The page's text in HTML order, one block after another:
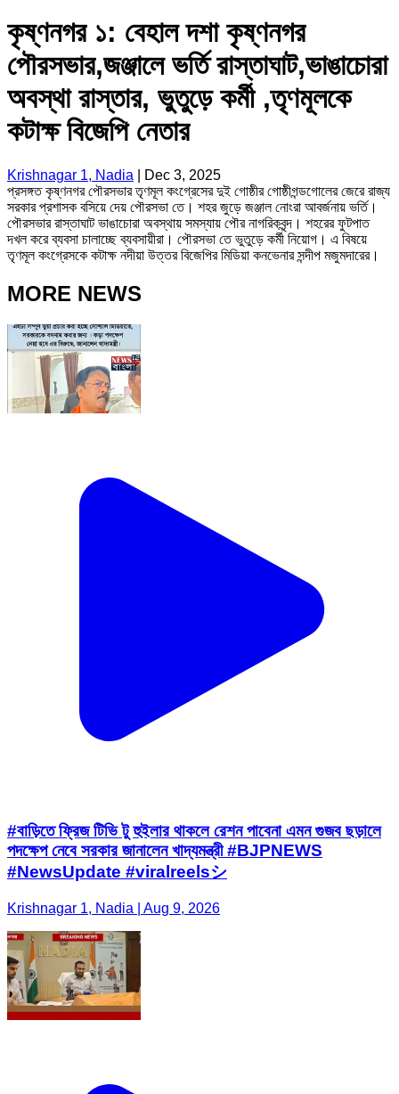
কৃষ্ণনগর ১: বেহাল দশা কৃষ্ণনগর
পৌরসভার,জঞ্জালে ভর্তি রাস্তাঘাট,ভাঙাচোরা
অবস্থা রাস্তার, ভুতুড়ে কর্মী ,তৃণমূলকে
কটাক্ষ বিজেপি নেতার
Krishnagar 1, Nadia
Dec 3, 2025
প্রসঙ্গত কৃষ্ণনগর পৌরসভার তৃণমূল কংগ্রেসের দুই গোষ্ঠীর গোষ্ঠীগন্ডগোলের জেরে রাজ্য
সরকার প্রশাসক বসিয়ে দেয় পৌরসভা তে। শহর জুড়ে জঞ্জাল নোংরা আবর্জনায় ভর্তি।
পৌরসভার রাস্তাঘাট ভাঙাচোরা অবস্থায় সমস্যায় পৌর নাগরিকবৃন্দ। শহরের ফুটপাত
দখল করে ব্যবসা চালাচ্ছে ব্যবসায়ীরা। পৌরসভা তে ভুতুড়ে কর্মী নিয়োগ। এ বিষয়ে
তৃণমূল কংগ্রেসকে কটাক্ষ নদীয়া উত্তর বিজেপির মিডিয়া কনভেনার সন্দীপ মজুমদারের।
MORE NEWS
#বাড়িতে ফ্রিজ টিভি টু হুইলার থাকলে রেশন পাবেনা এমন গুজব ছড়ালে
পদক্ষেপ নেবে সরকার জানালেন খাদ্যমন্ত্রী #BJPNEWS
#NewsUpdate #viralreelsシ
Krishnagar 1, Nadia | Aug 9, 2026